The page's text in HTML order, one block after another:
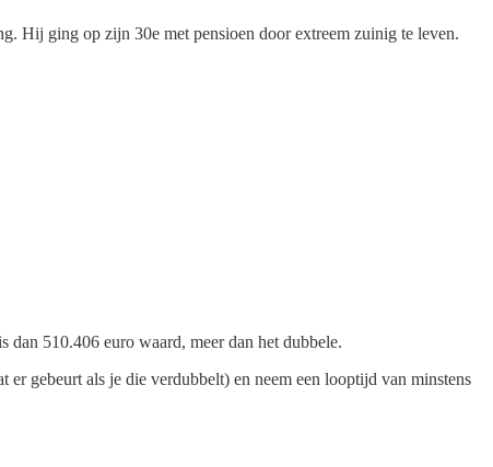
Hij ging op zijn 30e met pensioen door extreem zuinig te leven.
dan 510.406 euro waard, meer dan het dubbele.
gebeurt als je die verdubbelt) en neem een looptijd van minstens